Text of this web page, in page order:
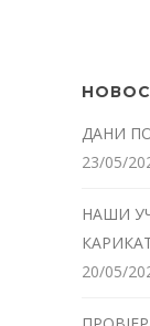
ДАНИ
23/05/
НАШИ
20/05/